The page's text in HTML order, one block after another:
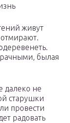
живут
отмирают.
былая
далеко не
старушки
провести
радовать